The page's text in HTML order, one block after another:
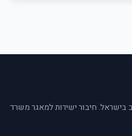
חיבור ישירות למאגר משרד